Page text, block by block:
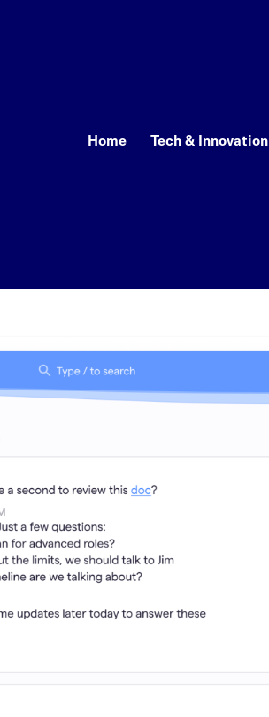
Home Tech & Innovation